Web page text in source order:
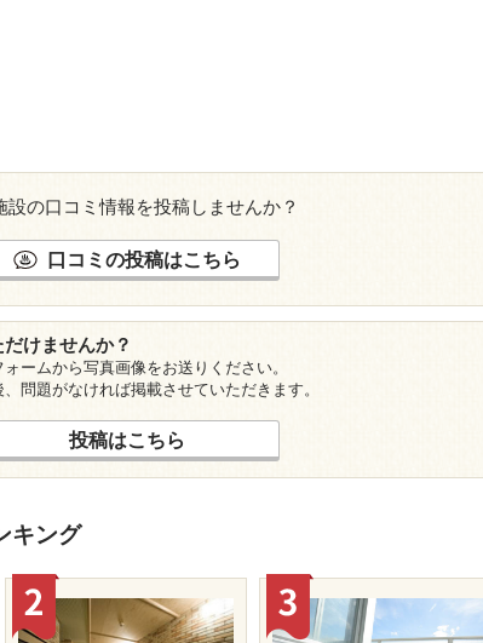
設の口コミ情報を投稿しませんか？
口コミの投稿はこちら
けませんか？
ームから写真画像をお送りください。
問題がなければ掲載させていただきます。
投稿はこちら
キング